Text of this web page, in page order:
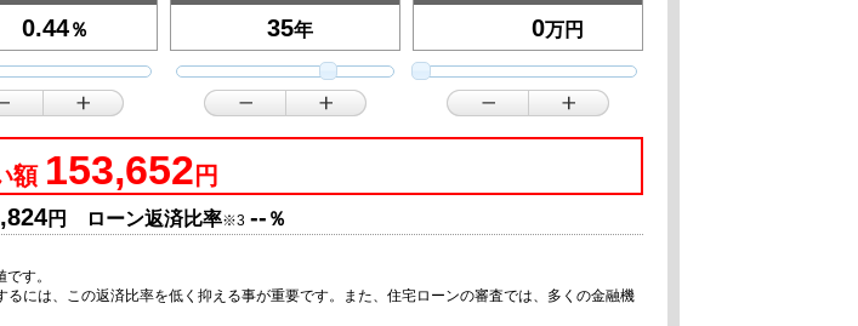
％
年
万円
額 153,652 円
円 ローン返済比率※3 -- ％
す。
は、この返済比率を低く抑える事が重要です。また、住宅ローンの審査では、多くの金融機